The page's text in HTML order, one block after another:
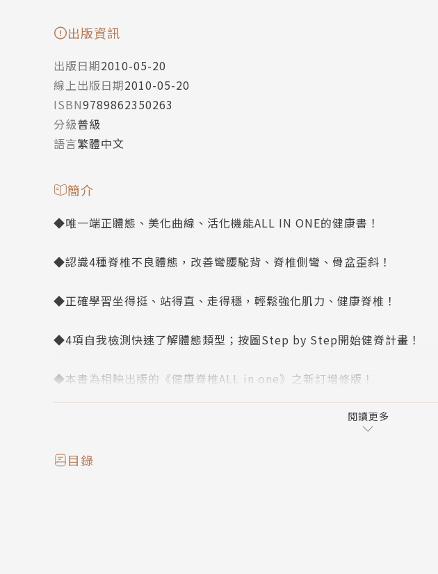
出版資訊
出版日期2010-05-20
線上出版日期2010-05-20
ISBN9789862350263
分級普級
語言繁體中文
簡介
◆唯一端正體態、美化曲線、活化機能ALL IN ONE的健康書！
◆認識4種脊椎不良體態，改善彎腰駝背、脊椎側彎、骨盆歪斜！
◆正確學習坐得挺、站得直、走得穩，輕鬆強化肌力、健康脊椎！
◆4項自我檢測快速了解體態類型；按圖Step by Step開始健脊計畫！
◆本書為相映出版的《健康脊椎ALL in one》之新訂增修版！
身體莫名的痠痛困擾著你嗎？
閱讀更多
目錄